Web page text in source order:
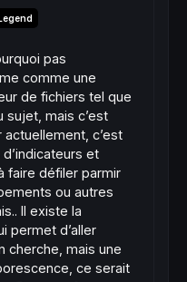
pas
comme une
de fichiers tel que
sujet, mais c’est
actuellement, c’est
et
faire défiler parmir
ou autres
Il existe la
permet d’aller
cherche, mais une
ce serait